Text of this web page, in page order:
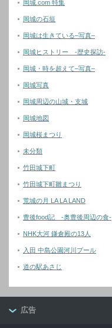
岡城.com 特集
岡城の石垣
岡城は生きている–写真–
岡城ヒストリー -歴史探訪-
岡城・時を超えて–写真–
岡城写真
岡城周辺の山城・支城
岡城地図
岡城桜まつり
未分類
竹田城下町
竹田城下町雛まつり
荒城の月 LA LA LAND
豊後food記 -奥豊後周辺の食-
NHK大河 鎌倉殿の13人
入田 中島公園河川プール
道の駅あさじ
広告